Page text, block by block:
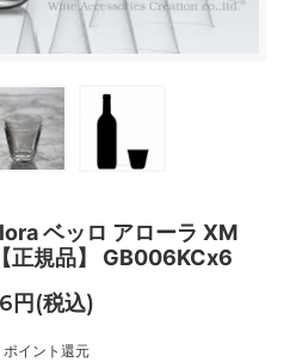
ベッロ アローラ XM
正規品】 GB006KCx6
円(税込)
ポイント還元